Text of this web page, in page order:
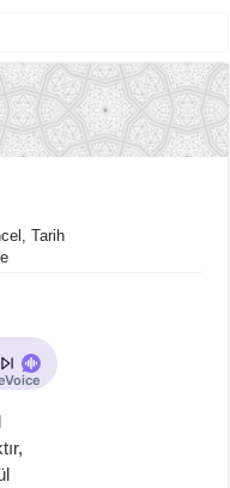
,Tarih